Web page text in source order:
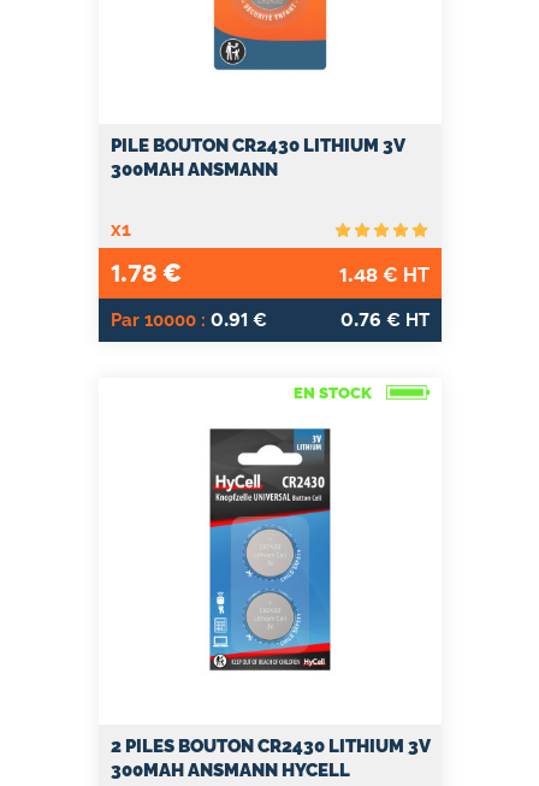
PILE BOUTON CR2430 LITHIUM 3V
300MAH ANSMANN
x1
1.78€ 1.48€ HT
Par 10000 : 0.91 € 0.76 € HT
EN STOCK
2 PILES BOUTON CR2430 LITHIUM 3V
300MAH ANSMANN HYCELL